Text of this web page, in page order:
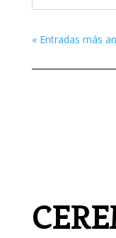
« Entradas más